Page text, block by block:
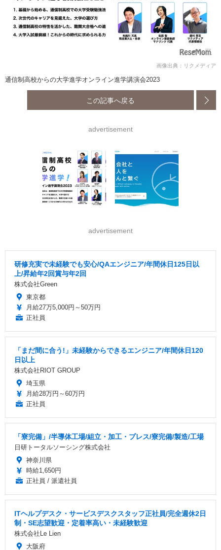
画像出典：リクメディア
通信制高校からの大学進学オンライン進学講演会2023
この記事へ戻る
advertisement
advertisement
研修充実で未経験でも安心/QAエンジニア/年間休日125日以
上/昇給年2回賞与年2回
株式会社Green
東京都
月給27万5,000円～50万円
正社員
「まだ間に合う!」未経験からできるエンジニア/年間休日120
日以上
株式会社RIOT GROUP
埼玉県
月給28万円～60万円
正社員
「寮完備」/半導体工場/組立・加工・プレス/寮完備/製造/工場
日研トータルソーシング株式会社
神奈川県
時給1,650円
正社員 / 派遣社員
ITヘルプデスク・サービスデスクスタッフ正社員/完全週休2日
制・SE志望歓迎・定着率高い・未経験歓迎
株式会社Le Lien
大阪府